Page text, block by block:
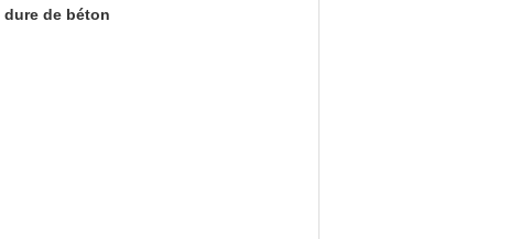
dure de béton